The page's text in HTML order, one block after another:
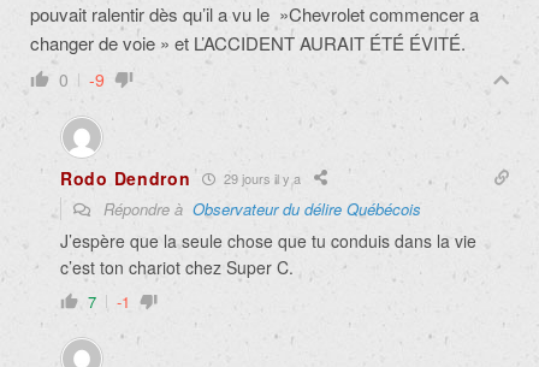
pouvait ralentir dès qu’il a vu le »Chevrolet commencer a
changer de voie » et L’ACCIDENT AURAIT ÉTÉ ÉVITÉ.
0 -9
Rodo Dendron 29 jours il y a
Répondre à Observateur du délire Québécois
J’espère que la seule chose que tu conduis dans la vie
c’est ton chariot chez Super C.
7 -1